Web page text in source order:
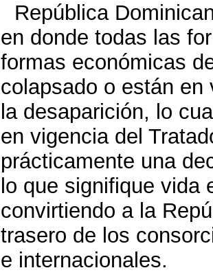
República
en donde todas las
formas económicas
colapsado o están
la desaparición, lo
en vigencia del
prácticamente una
lo que signifique vida
convirtiendo a la
trasero de los
e internacionales.